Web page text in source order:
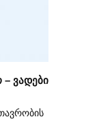
– ვადები